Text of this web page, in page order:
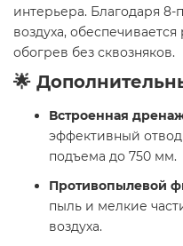
интерьера. Благодаря
воздуха,
обогрев без сквозняков.
🌟
Встроенная
эффективный
подъема до 750 мм.
Противопылевой
пыль и мелкие
воздуха.